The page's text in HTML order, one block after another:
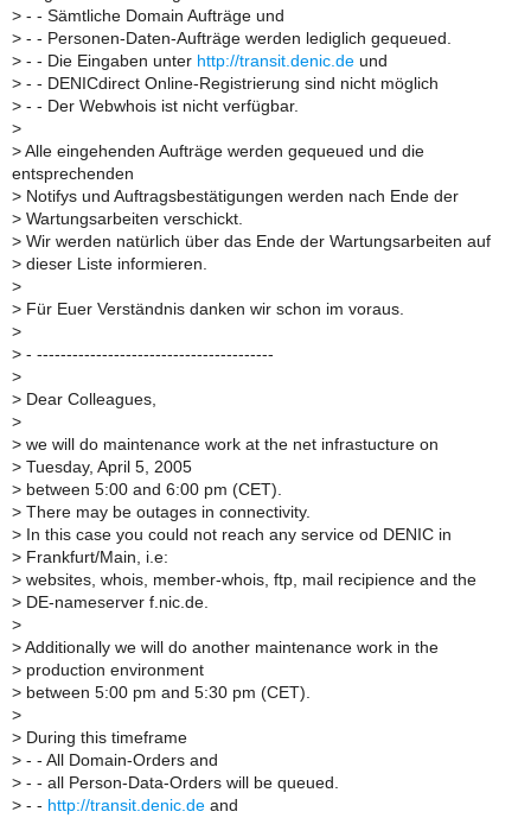
> - - Sämtliche Domain Aufträge und
> - - Personen-Daten-Aufträge werden lediglich gequeued.
> - - Die Eingaben unter http://transit.denic.de und
> - - DENICdirect Online-Registrierung sind nicht möglich
> - - Der Webwhois ist nicht verfügbar.
>
> Alle eingehenden Aufträge werden gequeued und die
entsprechenden
> Notifys und Auftragsbestätigungen werden nach Ende der
> Wartungsarbeiten verschickt.
> Wir werden natürlich über das Ende der Wartungsarbeiten auf
> dieser Liste informieren.
>
> Für Euer Verständnis danken wir schon im voraus.
>
> - ----------------------------------------
>
> Dear Colleagues,
>
> we will do maintenance work at the net infrastucture on
> Tuesday, April 5, 2005
> between 5:00 and 6:00 pm (CET).
> There may be outages in connectivity.
> In this case you could not reach any service od DENIC in
> Frankfurt/Main, i.e:
> websites, whois, member-whois, ftp, mail recipience and the
> DE-nameserver f.nic.de.
>
> Additionally we will do another maintenance work in the
> production environment
> between 5:00 pm and 5:30 pm (CET).
>
> During this timeframe
> - - All Domain-Orders and
> - - all Person-Data-Orders will be queued.
> - - http://transit.denic.de and